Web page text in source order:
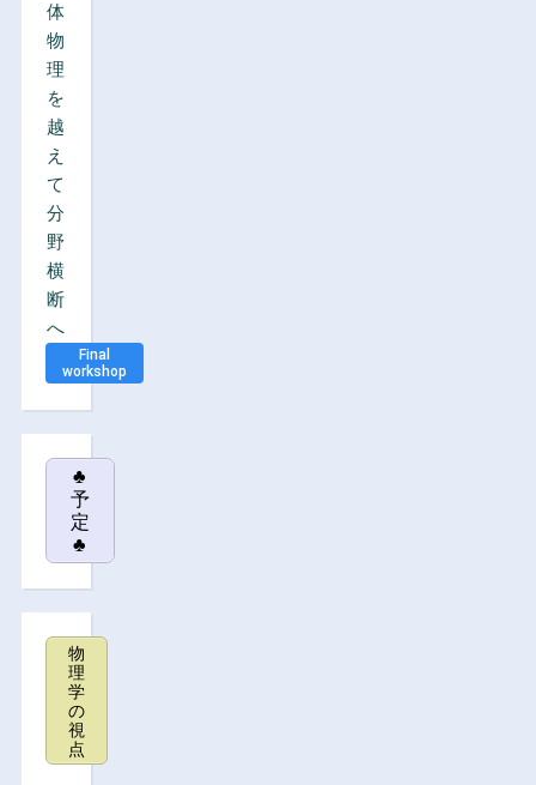
体
物
理
を
越
え
て
分
野
横
断
へ
Final
workshop
♣
予
定
♣
物
理
学
の
視
点